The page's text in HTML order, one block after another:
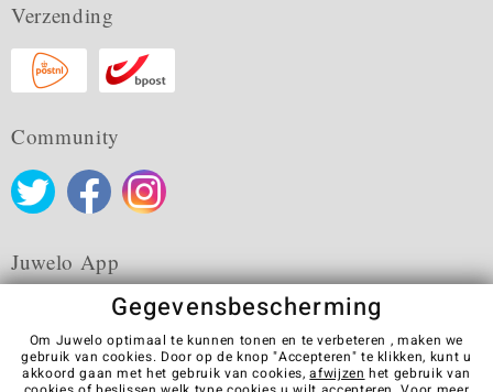
Verzending
Community
Juwelo App
Algemene verkoopvoorwaarden Privacybeleid
Cookies
Gegevensbescherming
Om Juwelo optimaal te kunnen tonen en te verbeteren , maken we
gebruik van cookies. Door op de knop "Accepteren" te klikken, kunt u
akkoord gaan met het gebruik van cookies,afwijzen het gebruik van